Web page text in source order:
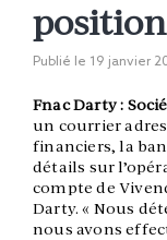
position
Publié le 19 janvier
Fnac Darty :
un courrier
financiers, la
détails sur
compte de
Darty. « Nous
nous avons